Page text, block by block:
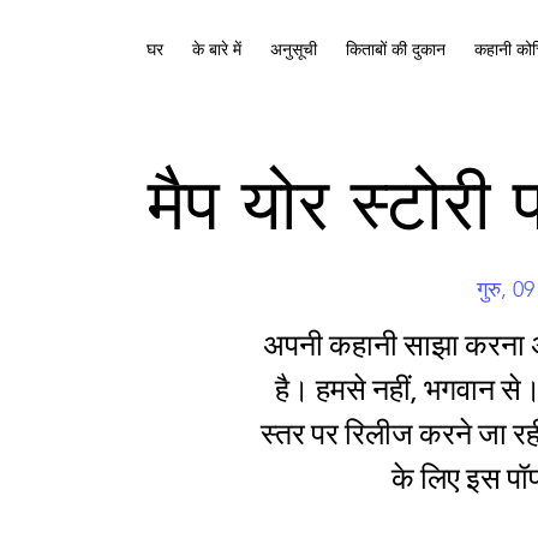
घर के बारे में अनुसूची किताबों की दुकान कहानी
मैप योर
गुरु, 09
अपनी कहानी साझा
है। हमसे नहीं, भगवान
स्तर पर रिलीज करने जा
के लिए इस